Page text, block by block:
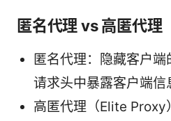
匿名代理 vs 高匿代理
匿名代理：隐藏客户
请求头中暴露客户端信
高匿代理（Elite Proxy